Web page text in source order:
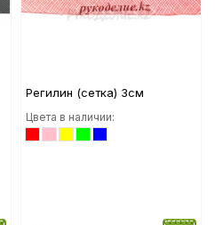
Регилин (сетка) 3см
Цвета в наличии: